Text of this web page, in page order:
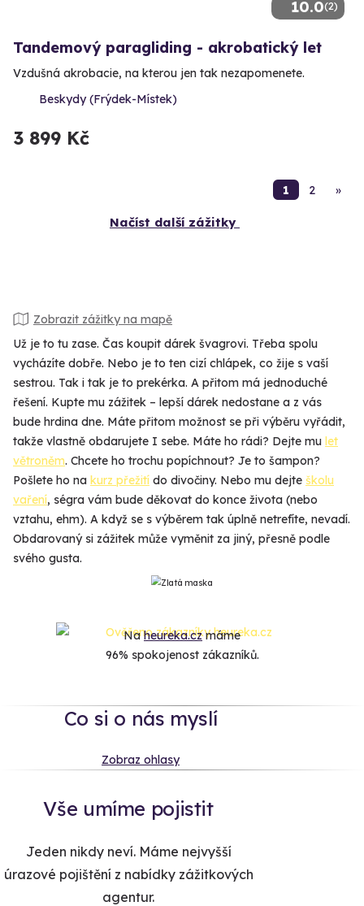
10.0(2)
Tandemový paragliding - akrobatický let
Vzdušná akrobacie, na kterou jen tak nezapomenete.
Beskydy (Frýdek-Místek)
3 899 Kč
1 2 »
Načíst další zážitky
Zobrazit zážitky na mapě
Už je to tu zase. Čas koupit dárek švagrovi. Třeba spolu
vycházíte dobře. Nebo je to ten cizí chlápek, co žije s vaší
sestrou. Tak i tak je to prekérka. A přitom má jednoduché
řešení. Kupte mu zážitek – lepší dárek nedostane a z vás
bude hrdina dne. Máte přitom možnost se při výběru vyřádit,
takže vlastně obdarujete I sebe. Máte ho rádi? Dejte mu let
větroněm. Chcete ho trochu popíchnout? Je to šampon?
Pošlete ho na kurz přežití do divočiny. Nebo mu dejte školu
vaření, ségra vám bude děkovat do konce života (nebo
vztahu, ehm). A když se s výběrem tak úplně netrefíte, nevadí.
Obdarovaný si zážitek může vyměnit za jiný, přesně podle
svého gusta.
Naheureka.czmáme
96% spokojenost zákazníků.
Co si o nás myslí
Zobraz ohlasy
Vše umíme pojistit
Jeden nikdy neví. Máme nejvyšší
úrazové pojištění z nabídky zážitkových
agentur.